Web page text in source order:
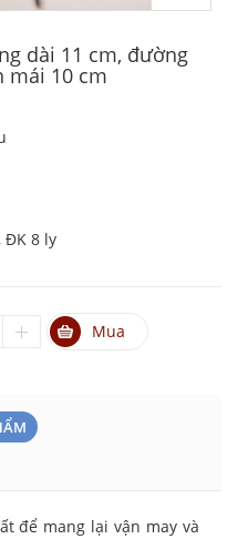
dài 11 cm, đường
mái 10 cm
ĐK 8 ly
Mua
để mang lại vận may và